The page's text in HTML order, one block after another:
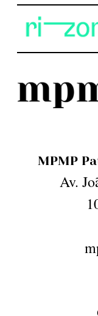
MPMP
Av.